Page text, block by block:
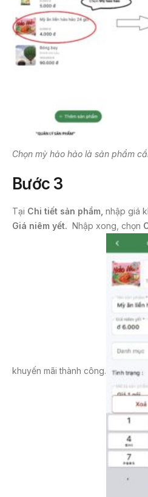
Chọn mỳ hảo hảo là sản phẩm
Bước 3
Tại Chi tiết sản phẩm, nhập giá
Giá niêm yết. Nhập xong, chọn
khuyến mãi thành công.